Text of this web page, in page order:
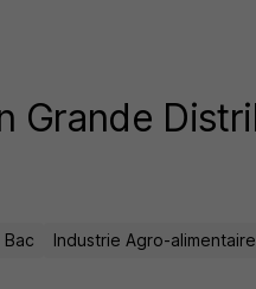
Grande
Bac
Industrie Agro-alimentaire